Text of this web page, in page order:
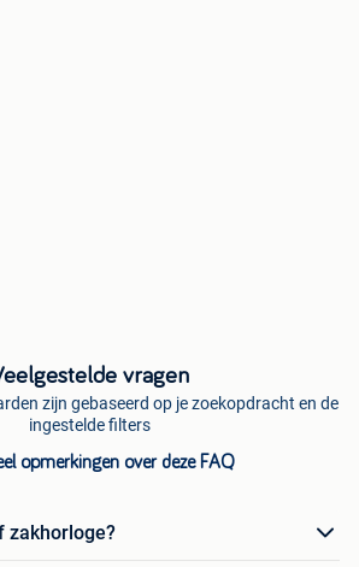
vragen
zijn gebaseerd op je zoekopdracht en de
ingestelde filters
opmerkingen over deze FAQ
zakhorloge?